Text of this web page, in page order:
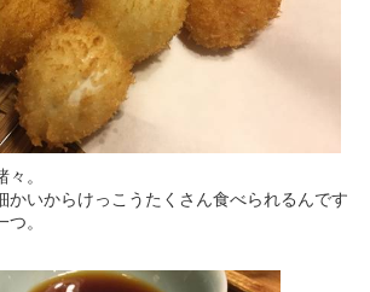
。
かいからけっこうたくさん食べられるんです
。